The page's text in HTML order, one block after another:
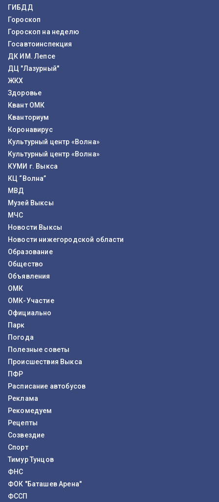
ГИБДД
Гороскоп
Гороскоп на неделю
Госавтоинспекция
ДК ИМ. Лепсе
ДЦ "Лазурный"
ЖКХ
Здоровье
Квант ОМК
Кванториум
Коронавирус
Культурный центр «Волна»
Культурный центр «Волна»
КУМИ г. Выкса
КЦ “Волна”
МВД
Музей Выксы
МЧС
Новости Выксы
Новости нижегородской области
Образование
Общество
Объявления
ОМК
ОМК-Участие
Официально
Парк
Погода
Полезные советы
Происшествия Выкса
ПФР
Расписание автобусов
Реклама
Рекомедуем
Рецепты
Созвездие
Спорт
Тимур Тунцов
ФНС
ФОК "Баташев Арена"
ФССП